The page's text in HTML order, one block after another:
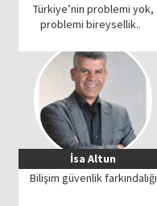
Türkiye’nin problemi yok,
problemi bireysellik..
İsa Altun
Bilişim güvenlik farkındalığı